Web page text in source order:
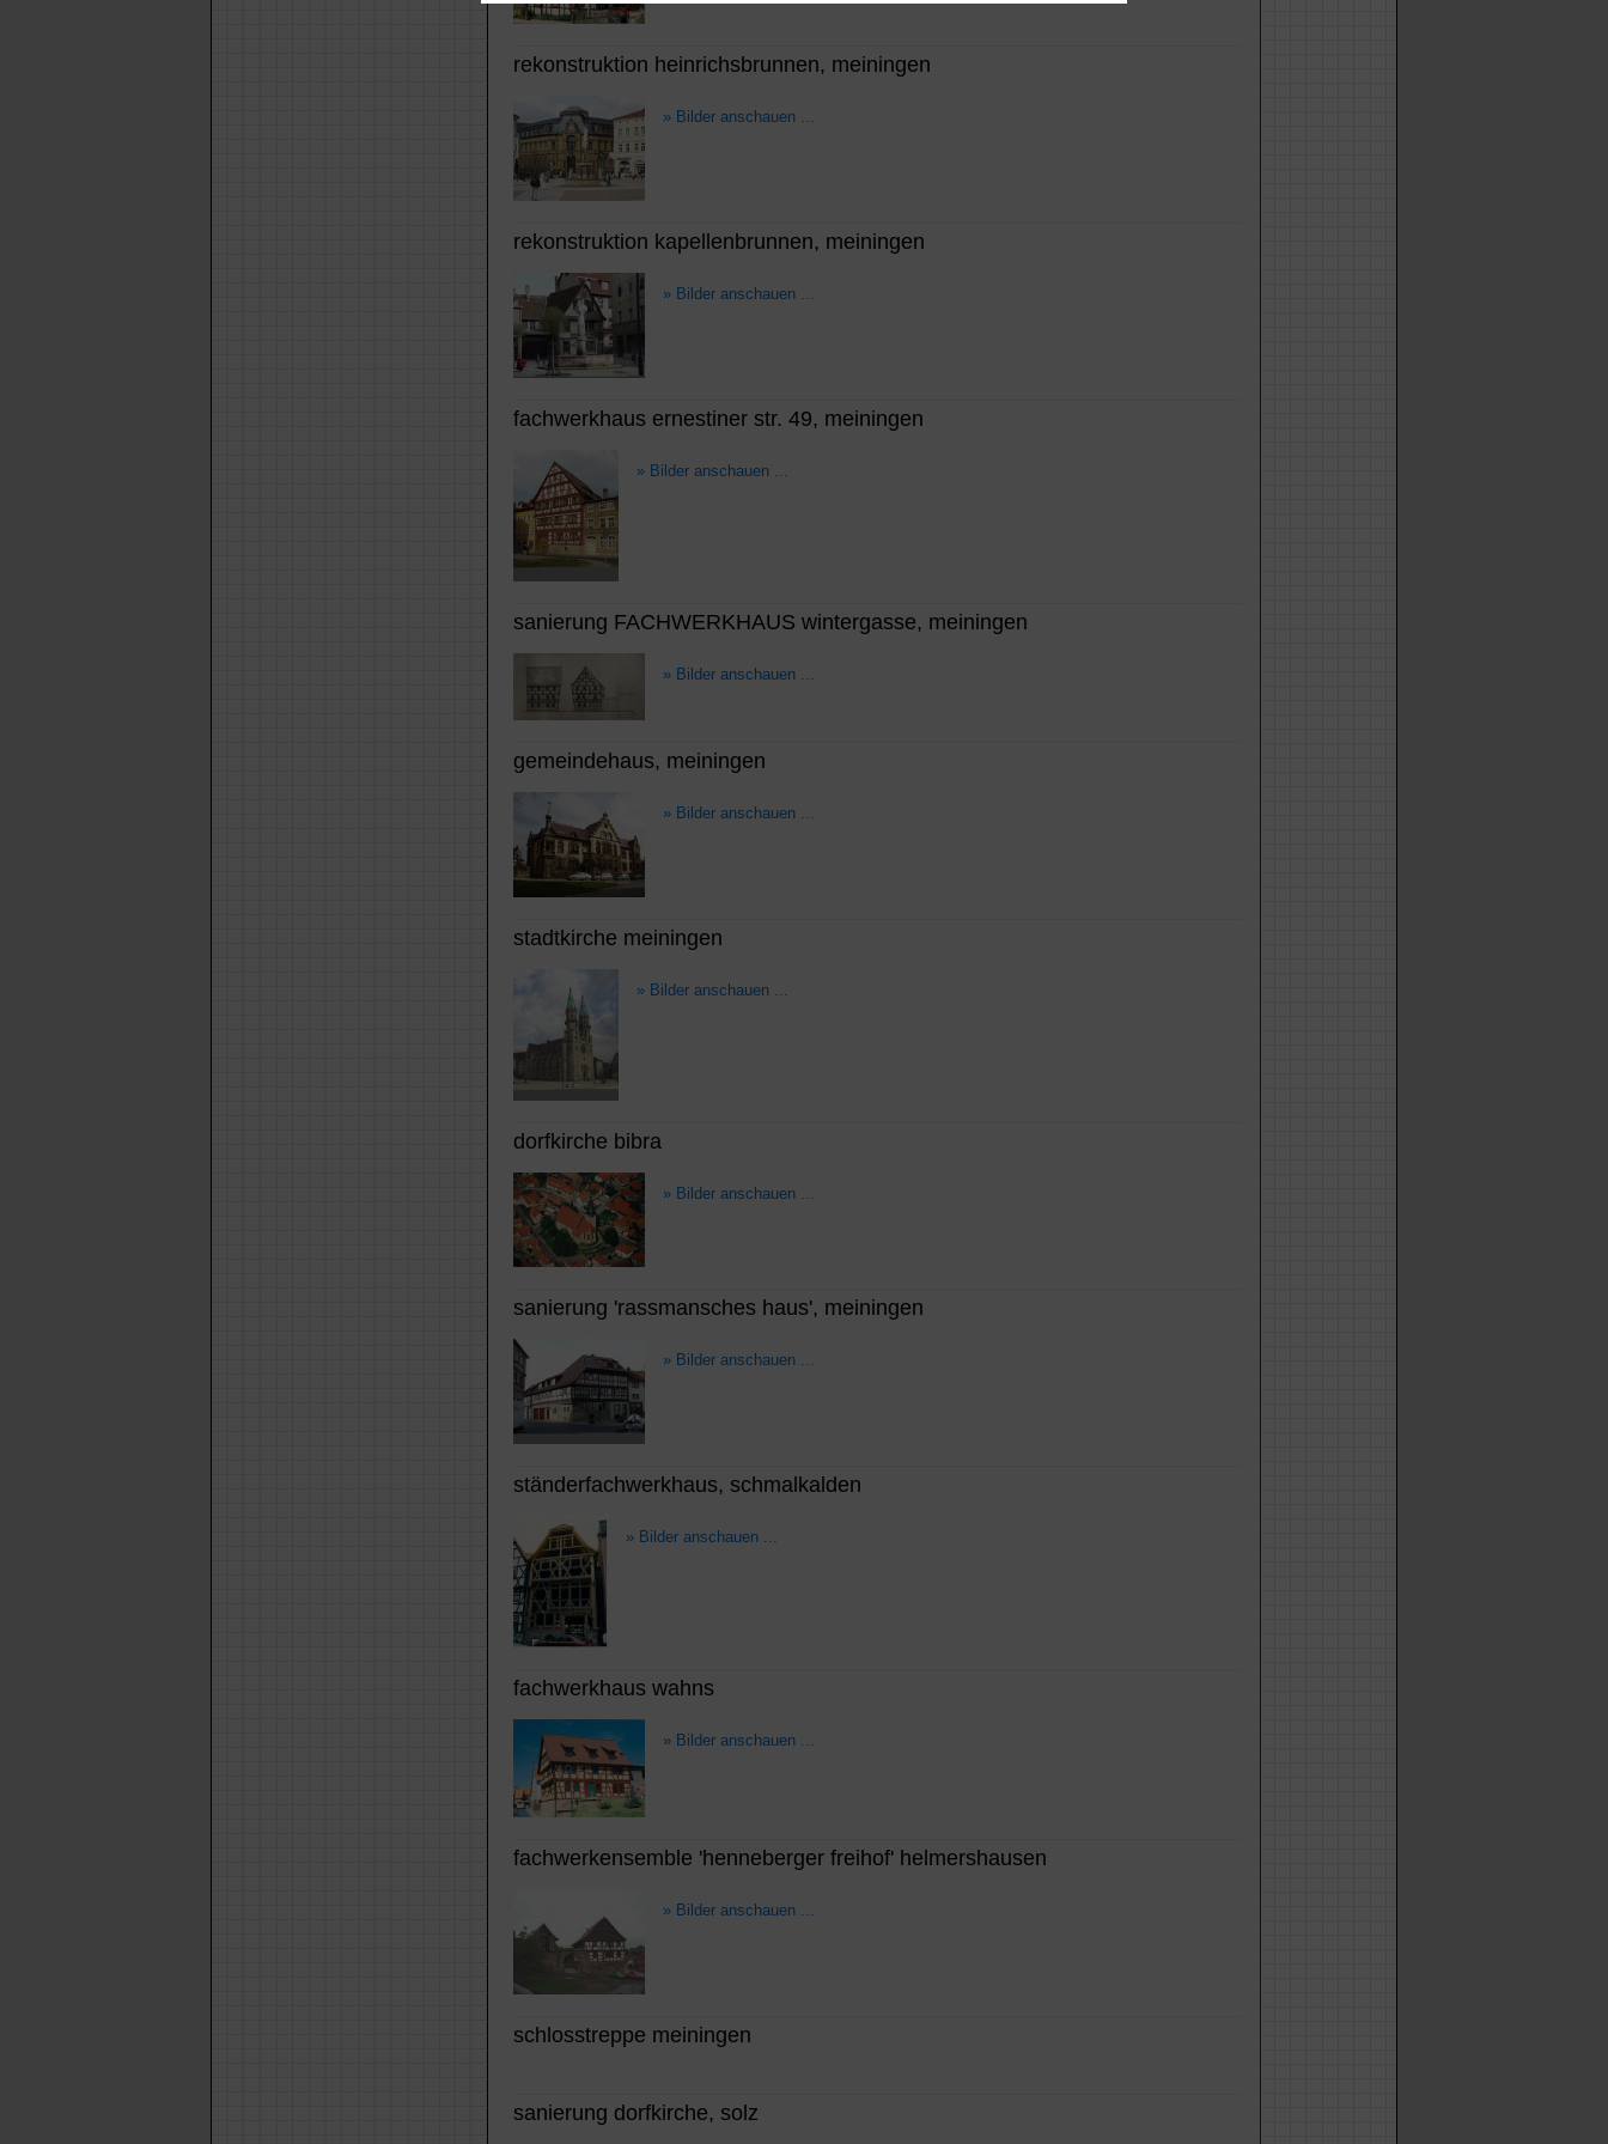
rekonstruktion heinrichsbrunnen, meiningen
» Bilder anschauen ...
rekonstruktion kapellenbrunnen, meiningen
» Bilder anschauen ...
fachwerkhaus ernestiner str. 49, meiningen
» Bilder anschauen ...
sanierung FACHWERKHAUS wintergasse, meiningen
» Bilder anschauen ...
gemeindehaus, meiningen
» Bilder anschauen ...
stadtkirche meiningen
» Bilder anschauen ...
dorfkirche bibra
» Bilder anschauen ...
sanierung 'rassmansches haus', meiningen
» Bilder anschauen ...
ständerfachwerkhaus, schmalkalden
» Bilder anschauen ...
fachwerkhaus wahns
» Bilder anschauen ...
fachwerkensemble 'henneberger freihof' helmershausen
» Bilder anschauen ...
schlosstreppe meiningen
sanierung dorfkirche, solz